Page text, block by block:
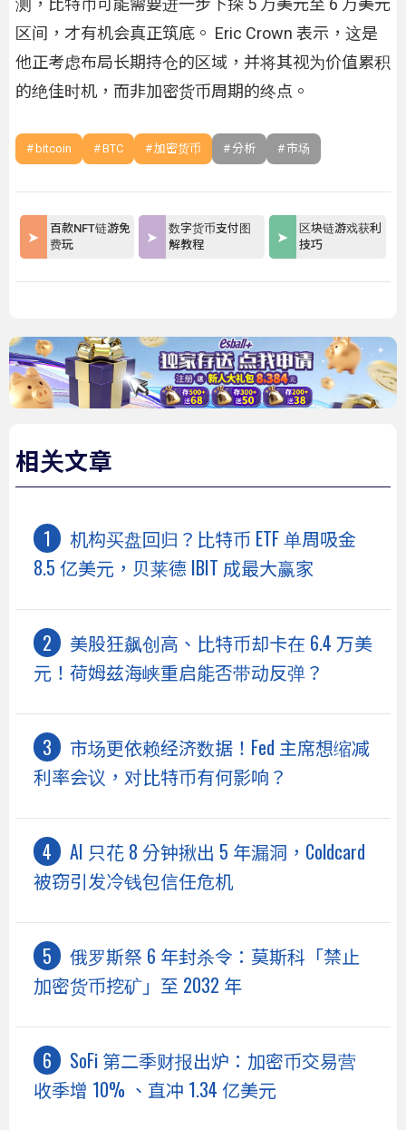
测，比特币可能需要进一步下探 5 万美元至 6 万美元
区间，才有机会真正筑底。 Eric Crown 表示，这是
他正考虑布局长期持仓的区域，并将其视为价值累积
的绝佳时机，而非加密货币周期的终点。
bitcoin BTC 加密货币 分析 市场
百款NFT链游免
费玩
数字货币支付图
解教程
区块链游戏获利
技巧
相关文章
机构买盘回归？比特币 ETF 单周吸金
8.5 亿美元，贝莱德 IBIT 成最大赢家
美股狂飙创高、比特币却卡在 6.4 万美
元！荷姆兹海峡重启能否带动反弹？
市场更依赖经济数据！Fed 主席想缩减
利率会议，对比特币有何影响？
AI 只花 8 分钟揪出 5 年漏洞，Coldcard
被窃引发冷钱包信任危机
俄罗斯祭 6 年封杀令：莫斯科「禁止
加密货币挖矿」至 2032 年
SoFi 第二季财报出炉：加密币交易营
收季增 10% 、直冲 1.34 亿美元